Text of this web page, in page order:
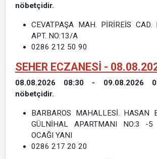
nöbetçidir.
CEVATPAŞA MAH. PİRİREİS CAD.
APT. NO:13/A
0286 212 50 90
SEHER ECZANESİ -
08.08.2026 08:30 - 09.08.2026
nöbetçidir.
BARBAROS MAHALLESİ. HASAN
GÜLNİHAL APARTMANI NO:3 -5
OCAĞI YANI
0286 217 20 20